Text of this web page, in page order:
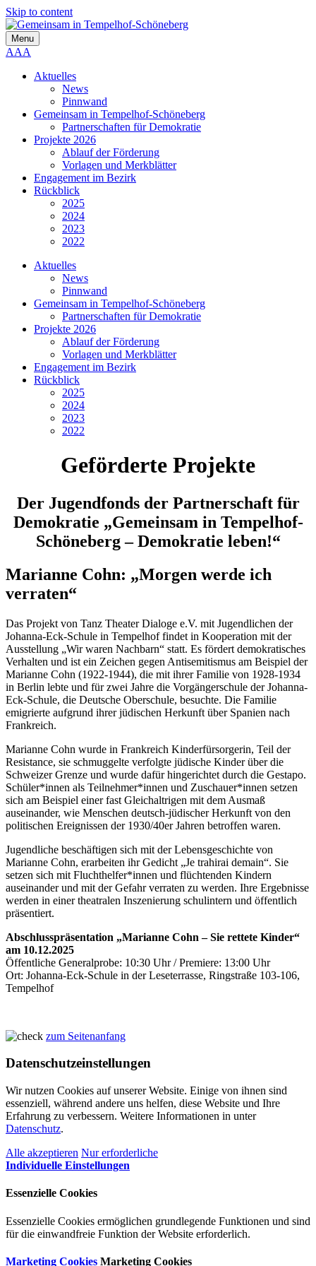
Skip to content
Menu
AAA
Aktuelles
News
Pinnwand
Gemeinsam in Tempelhof-Schöneberg
Partnerschaften für Demokratie
Projekte 2026
Ablauf der Förderung
Vorlagen und Merkblätter
Engagement im Bezirk
Rückblick
2025
2024
2023
2022
Aktuelles
News
Pinnwand
Gemeinsam in Tempelhof-Schöneberg
Partnerschaften für Demokratie
Projekte 2026
Ablauf der Förderung
Vorlagen und Merkblätter
Engagement im Bezirk
Rückblick
2025
2024
2023
2022
Geförderte Projekte
Der Jugendfonds der Partnerschaft für
Demokratie „Gemeinsam in Tempelhof-
Schöneberg – Demokratie leben!“
Marianne Cohn: „Morgen werde ich
verraten“
Das Projekt von Tanz Theater Dialoge e.V. mit Jugendlichen der
Johanna-Eck-Schule in Tempelhof findet in Kooperation mit der
Ausstellung „Wir waren Nachbarn“ statt. Es fördert demokratisches
Verhalten und ist ein Zeichen gegen Antisemitismus am Beispiel der
Marianne Cohn (1922-1944), die mit ihrer Familie von 1928-1934
in Berlin lebte und für zwei Jahre die Vorgängerschule der Johanna-
Eck-Schule, die Deutsche Oberschule, besuchte. Die Familie
emigrierte aufgrund ihrer jüdischen Herkunft über Spanien nach
Frankreich.
Marianne Cohn wurde in Frankreich Kinderfürsorgerin, Teil der
Resistance, sie schmuggelte verfolgte jüdische Kinder über die
Schweizer Grenze und wurde dafür hingerichtet durch die Gestapo.
Schüler*innen als Teilnehmer*innen und Zuschauer*innen setzen
sich am Beispiel einer fast Gleichaltrigen mit dem Ausmaß
auseinander, wie Menschen deutsch-jüdischer Herkunft von den
politischen Ereignissen der 1930/40er Jahren betroffen waren.
Jugendliche beschäftigen sich mit der Lebensgeschichte von
Marianne Cohn, erarbeiten ihr Gedicht „Je trahirai demain“. Sie
setzen sich mit Fluchthelfer*innen und flüchtenden Kindern
auseinander und mit der Gefahr verraten zu werden. Ihre Ergebnisse
werden in einer theatralen Inszenierung schulintern und öffentlich
präsentiert.
Abschlusspräsentation „Marianne Cohn – Sie rettete Kinder“
am 10.12.2025
Öffentliche Generalprobe: 10:30 Uhr / Premiere: 13:00 Uhr
Ort: Johanna-Eck-Schule in der Leseterrasse, Ringstraße 103-106,
Tempelhof
zum Seitenanfang
Datenschutzeinstellungen
Wir nutzen Cookies auf unserer Website. Einige von ihnen sind
essenziell, während andere uns helfen, diese Website und Ihre
Erfahrung zu verbessern. Weitere Informationen in unter
Datenschutz.
Alle akzeptieren Nur erforderliche
Individuelle Einstellungen
Essenzielle Cookies
Essenzielle Cookies ermöglichen grundlegende Funktionen und sind
für die einwandfreie Funktion der Website erforderlich.
Marketing Cookies Marketing Cookies